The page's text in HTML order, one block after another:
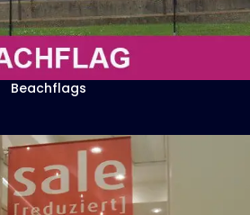
Beachflags